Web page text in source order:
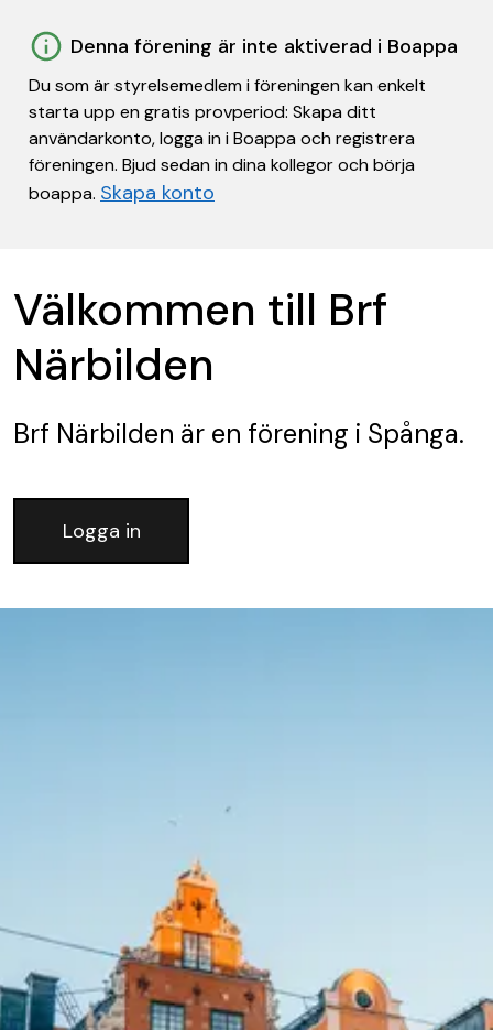
Denna förening är inte aktiverad i Boappa
Du som är styrelsemedlem i föreningen kan enkelt
starta upp en gratis provperiod: Skapa ditt
användarkonto, logga in i Boappa och registrera
föreningen. Bjud sedan in dina kollegor och börja
boappa. Skapa konto
Välkommen till Brf
Närbilden
Brf Närbilden är en förening i Spånga.
Logga in